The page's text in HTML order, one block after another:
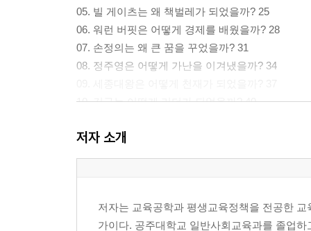
05. 빌 게이츠는 왜 책벌레가 되었을까? 25
06. 워런 버핏은 어떻게 경제를 배웠을까? 28
07. 손정의는 왜 큰 꿈을 꾸었을까? 31
08. 정주영은 어떻게 가난을 이겨냈을까? 34
10. 김구는 어떻게 리더가 되었을까? 40
12. 링컨은 어떻게 정직을 배웠을까? 46
13. 마크 저커버그는 어떻게 스스로 배웠을까? 49
제2장 위대한 부모들의 공통점 59
저자 소개
저자는 교육공학과 평생교육정책을 전공한
가이다. 공주대학교 일반사회교육과를 졸업